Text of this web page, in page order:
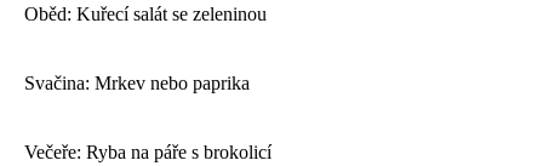
Oběd: Kuřecí salát se zeleninou
Svačina: Mrkev nebo paprika
Večeře: Ryba na páře s brokolicí